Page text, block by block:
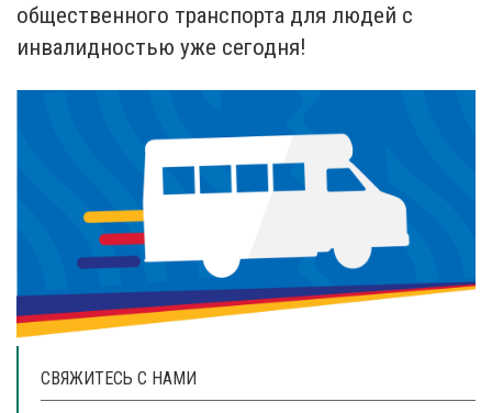
общественного транспорта для людей с
инвалидностью уже сегодня!
СВЯЖИТЕСЬ С НАМИ